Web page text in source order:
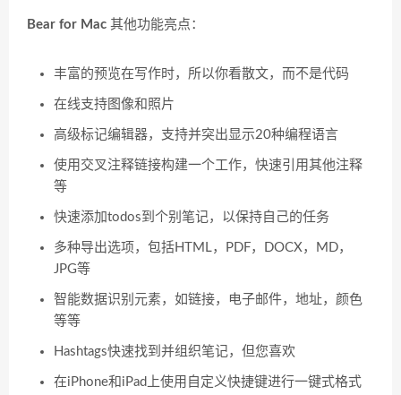
Bear for Mac 其他功能亮点：
丰富的预览在写作时，所以你看散文，而不是代码
在线支持图像和照片
高级标记编辑器，支持并突出显示20种编程语言
使用交叉注释链接构建一个工作，快速引用其他注释
等
快速添加todos到个别笔记，以保持自己的任务
多种导出选项，包括HTML，PDF，DOCX，MD，
JPG等
智能数据识别元素，如链接，电子邮件，地址，颜色
等等
Hashtags快速找到并组织笔记，但您喜欢
在iPhone和iPad上使用自定义快捷键进行一键式格式